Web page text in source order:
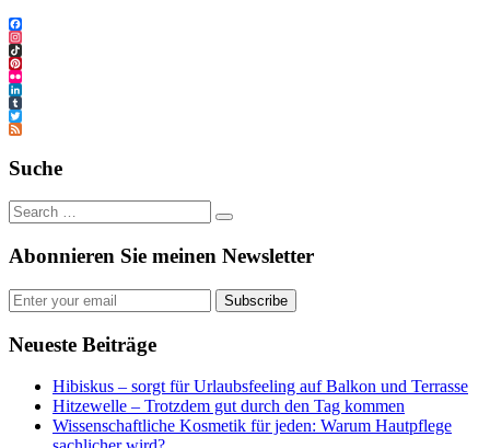
Facebook
Instagram
TikTok
Pinterest
Flickr
LinkedIn
Tumblr
Twitter
Feed
Suche
Abonnieren Sie meinen Newsletter
Subscribe
Neueste Beiträge
Hibiskus – sorgt für Urlaubsfeeling auf Balkon und Terrasse
Hitzewelle – Trotzdem gut durch den Tag kommen
Wissenschaftliche Kosmetik für jeden: Warum Hautpflege